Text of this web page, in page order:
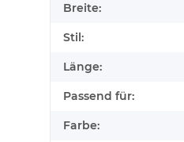
Breite:
Stil:
Länge:
Passend für:
Farbe: